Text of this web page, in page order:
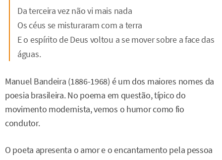
Da terceira vez não vi mais nada
Os céus se misturaram com a terra
E o espírito de Deus voltou a se mover sobre a face das
águas.
Manuel Bandeira (1886-1968) é um dos maiores nomes da
poesia brasileira. No poema em questão, típico do
movimento modernista, vemos o humor como fio
condutor.
O poeta apresenta o amor e o encantamento pela pessoa